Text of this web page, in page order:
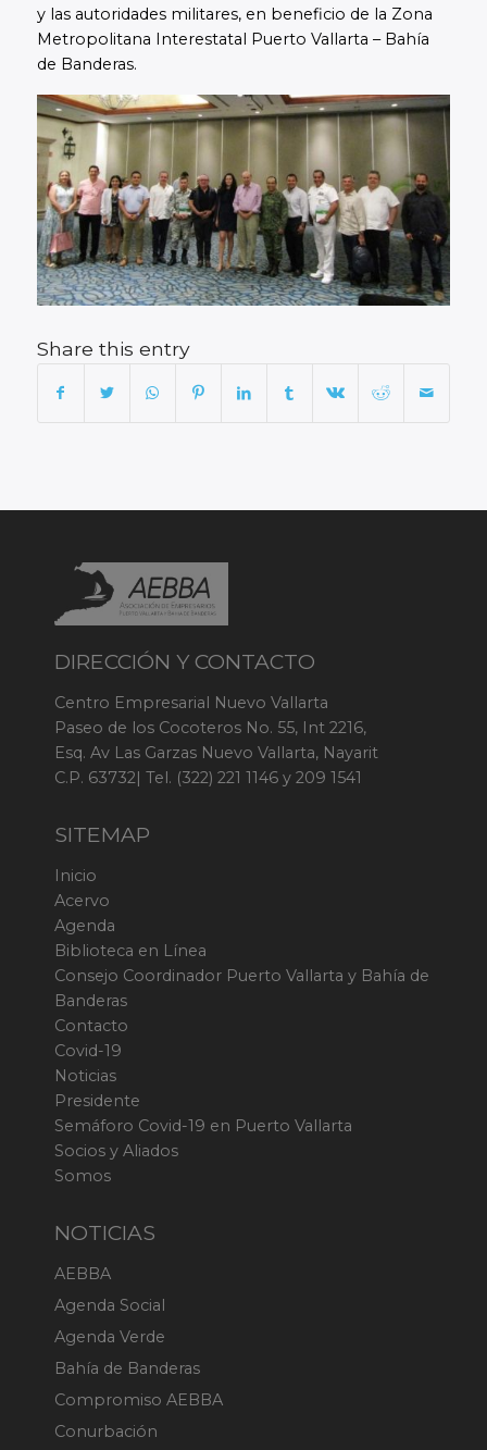
y las autoridades militares, en beneficio de la Zona
Metropolitana Interestatal Puerto Vallarta – Bahía
de Banderas.
Share this entry
DIRECCIÓN Y CONTACTO
Centro Empresarial Nuevo Vallarta
Paseo de los Cocoteros No. 55, Int 2216,
Esq. Av Las Garzas Nuevo Vallarta, Nayarit
C.P. 63732| Tel. (322) 221 1146 y 209 1541
SITEMAP
Inicio
Acervo
Agenda
Biblioteca en Línea
Consejo Coordinador Puerto Vallarta y Bahía de
Banderas
Contacto
Covid-19
Noticias
Presidente
Semáforo Covid-19 en Puerto Vallarta
Socios y Aliados
Somos
NOTICIAS
AEBBA
Agenda Social
Agenda Verde
Bahía de Banderas
Compromiso AEBBA
Conurbación